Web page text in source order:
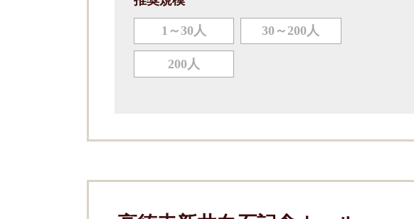
1～30人 30～200人
200人